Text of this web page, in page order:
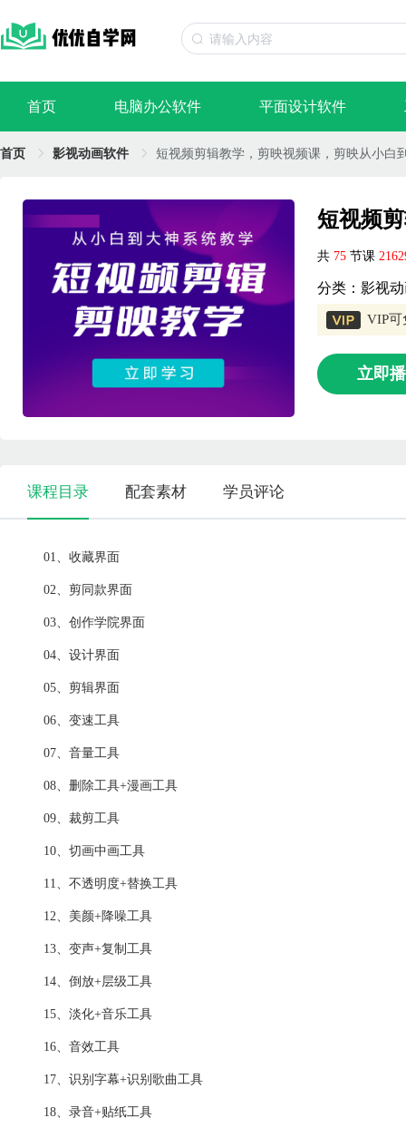
首页 电脑办公软件 平面设计软件
首页 影视动画软件 短视频剪辑教学，剪映视频课，剪映从小白
短视频
共 75 节课
分类：影视
VIP可
立即
课程目录 配套素材 学员评论
01、收藏界面
02、剪同款界面
03、创作学院界面
04、设计界面
05、剪辑界面
06、变速工具
07、音量工具
08、删除工具+漫画工具
09、裁剪工具
10、切画中画工具
11、不透明度+替换工具
12、美颜+降噪工具
13、变声+复制工具
14、倒放+层级工具
15、淡化+音乐工具
16、音效工具
17、识别字幕+识别歌曲工具
18、录音+贴纸工具